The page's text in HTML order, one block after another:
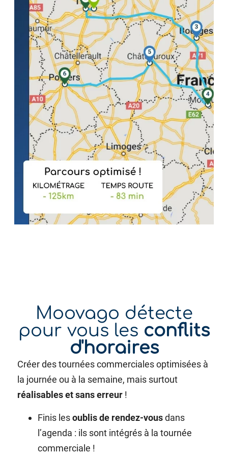
Moovago détecte
pour vous les conflits
d'horaires
Créer des tournées commerciales optimisées à
la journée ou à la semaine, mais surtout
réalisables et sans erreur !
Finis lesoublis de rendez-vousdans
l’agenda : ils sont intégrés à la tournée
commerciale !